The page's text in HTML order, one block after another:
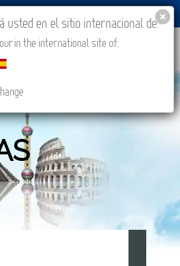
CONTACTO MÁS
usted en el sitio internacional de:
in the international site of: